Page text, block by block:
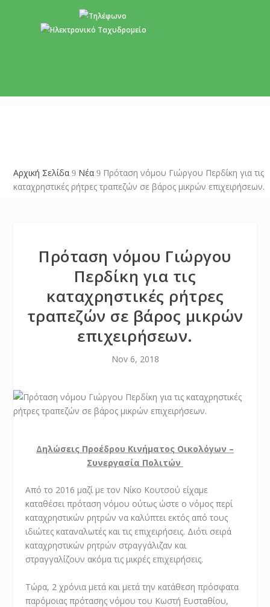
Αρχική Σελίδα 9 Νέα 9 Πρόταση νόμου Γιώργου Περδίκη για τις
καταχρηστικές ρήτρες τραπεζών σε βάρος μικρών επιχειρήσεων.
Πρόταση νόμου Γιώργου
Περδίκη για τις
καταχρηστικές ρήτρες
τραπεζών σε βάρος μικρών
επιχειρήσεων.
Nov 6, 2018
Δηλώσεις Προέδρου Κινήματος Οικολόγων –
Συνεργασία Πολιτών
Από το 2016 μαζί με τον Νίκο Κουτσού είχαμε
καταθέσει πρόταση νόμου ούτως ώστε ο νόμος περί
καταχρηστικών ρητρών να καλύπτει εκτός από τους
ιδιώτες καταναλωτές και τις επιχειρήσεις. Διότι σειρά
καταχρηστικών ρητρών στραγγάλιζαν και
στραγγαλίζουν ακόμα τις μικρές επιχειρήσεις.
Τώρα, 2 χρόνια μετά και μετά την κατάθεση πρόσφατα
παρόμοιας πρότασης νόμου του Κωστή Ευσταθίου,